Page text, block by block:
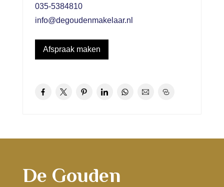
035-5384810
info@degoudenmakelaar.nl
Afspraak maken
De Gouden